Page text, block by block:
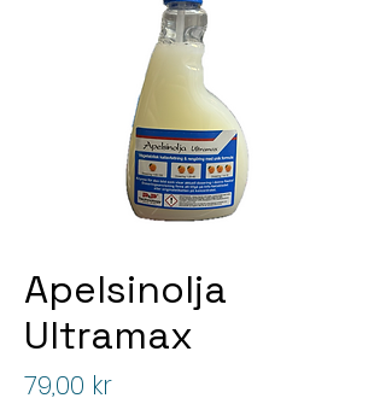
Apelsinolja
Ultramax
79,00 krPris